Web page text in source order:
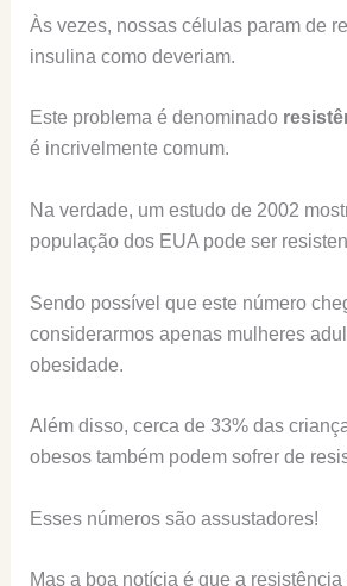
Às vezes, nossas células param de
insulina como deveriam.
Este problema é denominado
é incrivelmente comum.
Na verdade, um estudo de 2002
população dos EUA pode ser
Sendo possível que este número
considerarmos apenas mulheres
obesidade.
Além disso, cerca de 33% das
obesos também podem sofrer de
Esses números são assustadores!
Mas a boa notícia é que a